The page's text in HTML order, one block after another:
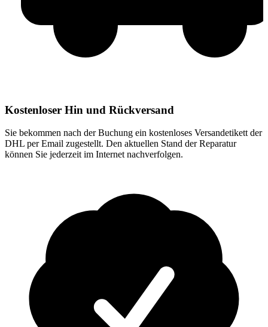
Kostenloser Hin und Rückversand
Sie bekommen nach der Buchung ein kostenloses Versandetikett der
DHL per Email zugestellt. Den aktuellen Stand der Reparatur
können Sie jederzeit im Internet nachverfolgen.